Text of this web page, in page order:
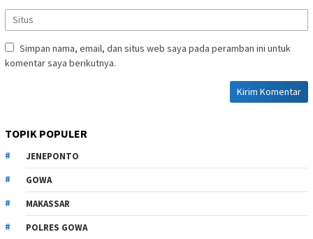
Simpan nama, email, dan situs web saya pada peramban ini untuk
komentar saya berikutnya.
TOPIK POPULER
JENEPONTO
GOWA
MAKASSAR
POLRES GOWA